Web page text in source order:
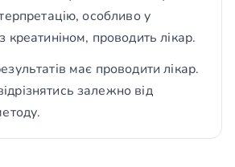
особливо у
креатиніном, проводить лікар.
має проводити лікар.
залежно від